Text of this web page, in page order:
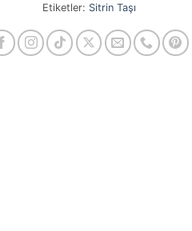
Etiketler: Sitrin Taşı